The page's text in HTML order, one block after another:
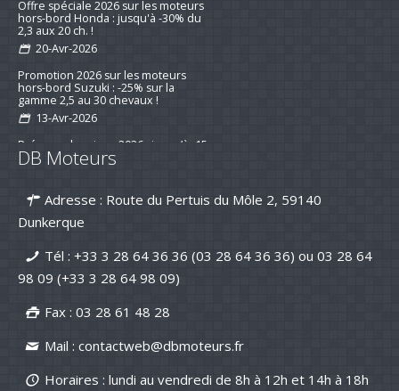
Offre spéciale 2026 sur les moteurs
hors-bord Honda : jusqu'à -30% du
2,3 aux 20 ch. !
20-Avr-2026
Promotion 2026 sur les moteurs
hors-bord Suzuki : -25% sur la
gamme 2,5 au 30 chevaux !
13-Avr-2026
Préparez la saison 2026 : jusqu’à -15
% sur les kits d’entretien pour
16-mar-2026
Nouvelle série "Stealth Line" chez
Suzuki Marine : Disponible dès
26-Jan-2026
DB Moteurs vous souhaite une
projets motorisés !
DB Moteurs
Adresse : Route du Pertuis du Môle 2, 59140
Dunkerque
Tél : +33 3 28 64 36 36 (03 28 64 36 36) ou 03 28 64
98 09 (+33 3 28 64 98 09)
Fax : 03 28 61 48 28
Mail : contactweb@dbmoteurs.fr
Horaires : lundi au vendredi de 8h à 12h et 14h à 18h